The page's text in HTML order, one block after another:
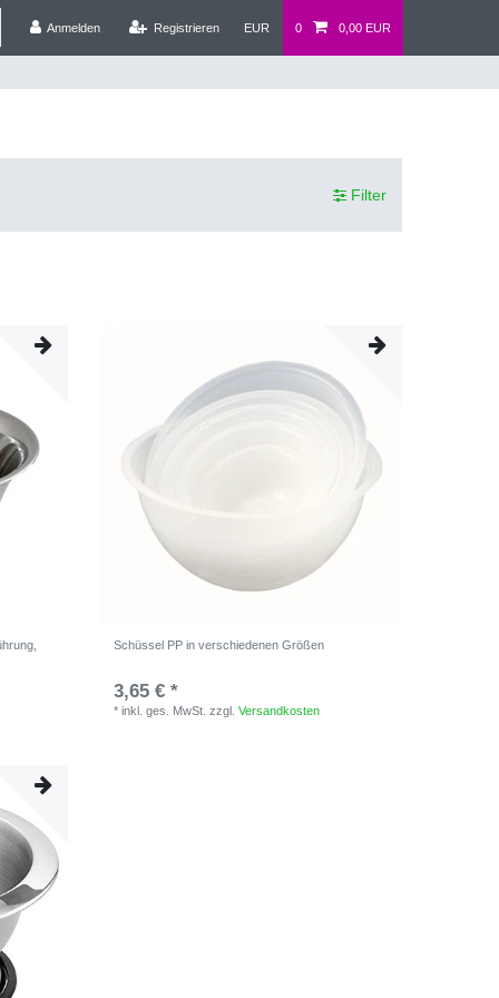
Anmelden Registrieren EUR 0 0,00 EUR
Filter
Schüssel PP in verschiedenen Größen
3,65 € *
*inkl. ges. MwSt. zzgl.Versandkosten